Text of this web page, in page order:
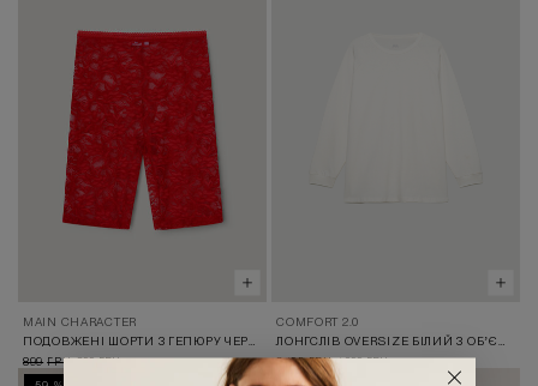
MAIN CHARACTER
899 ГРН 299 ГРН
COMFORT 2.0
2 199 ГРН 1 099 ГРН